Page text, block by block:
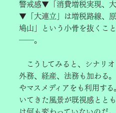
警戒感▼「消費増税実現、
▼「大連立」は増税路線、
鳩山」という小骨を抜くこ
――。
こうしてみると、シナリオ
外務、経産、法務も加わる
やマスメディアをも利用す
いてきた風景が既視感とと